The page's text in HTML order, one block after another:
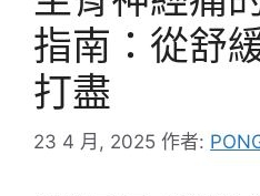
指南：從舒
打盡
23 4 月, 2025 作者: